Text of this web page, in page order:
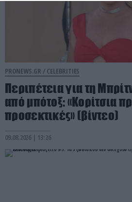
PRONEWS.GR / CELEBRITIES
Περιπέτεια για τη
από μπότοξ: «Κορίτσια
προσεκτικές» (βίντεο)
09.08.2026 | 13:26